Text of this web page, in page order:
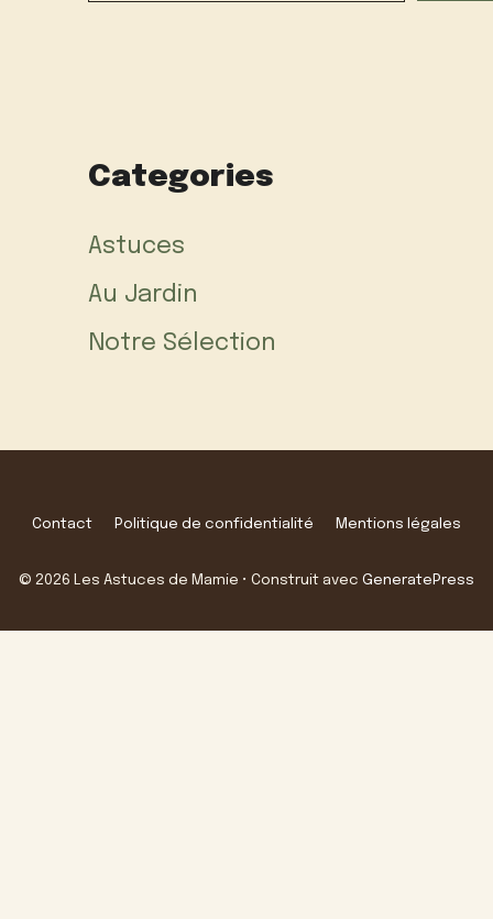
Categories
Astuces
Au Jardin
Notre Sélection
Contact Politique de confidentialité Mentions légales
© 2026 Les Astuces de Mamie • Construit avec GeneratePress